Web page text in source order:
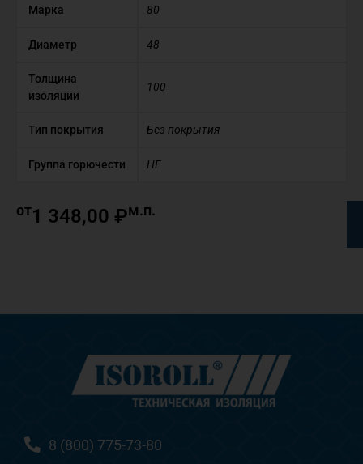
Марка 80
Диаметр 48
Толщина
изоляции
100
Тип покрытия Без покрытия
Группа горючести НГ
от1 348,00 ₽м.п.
8 (800) 775-73-80